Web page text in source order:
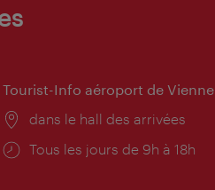
Tourist-Info aéroport de Vienne
Lieu:
dans le hall des arrivées
Horaires
Tous les jours de 9h à 18h